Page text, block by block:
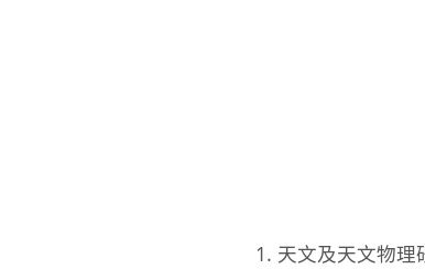
天文及天文物理